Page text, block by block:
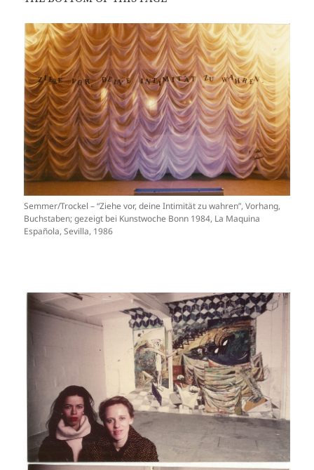
Semmer/Trockel – “Ziehe vor, deine Intimität zu wahren”, Vorhang,
Buchstaben; gezeigt bei Kunstwoche Bonn 1984, La Maquina
Española, Sevilla, 1986